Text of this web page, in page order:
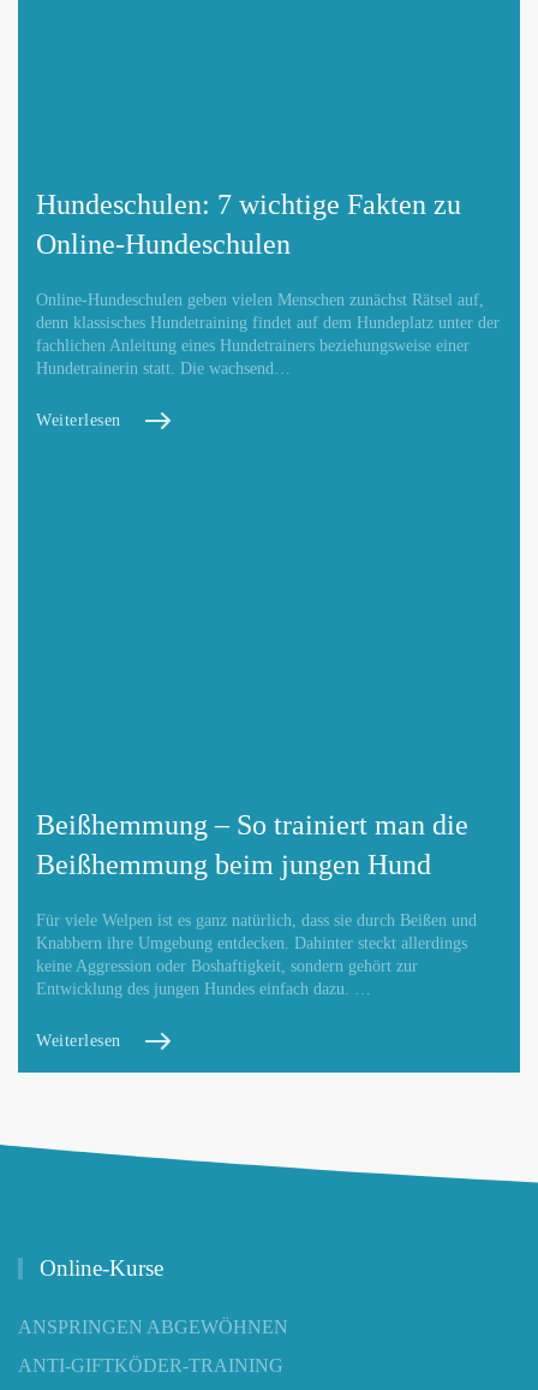
Hundeschulen: 7 wichtige Fakten zu
Online-Hundeschulen
Online-Hundeschulen geben vielen Menschen zunächst Rätsel auf,
denn klassisches Hundetraining findet auf dem Hundeplatz unter der
fachlichen Anleitung eines Hundetrainers beziehungsweise einer
Hundetrainerin statt. Die wachsend…
Weiterlesen
Beißhemmung – So trainiert man die
Beißhemmung beim jungen Hund
Für viele Welpen ist es ganz natürlich, dass sie durch Beißen und
Knabbern ihre Umgebung entdecken. Dahinter steckt allerdings
keine Aggression oder Boshaftigkeit, sondern gehört zur
Entwicklung des jungen Hundes einfach dazu. …
Weiterlesen
Online-Kurse
ANSPRINGEN ABGEWÖHNEN
ANTI-GIFTKÖDER-TRAINING